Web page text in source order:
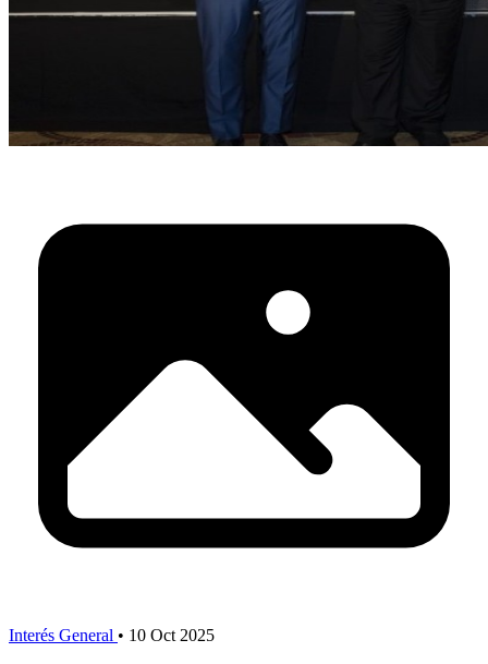
Interés General • 10 Oct 2025